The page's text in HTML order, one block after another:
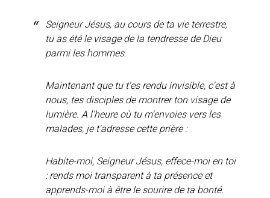
Seigneur Jésus, au cours de ta vie terrestre,
tu as été le visage de la tendresse de Dieu
parmi les hommes.
Maintenant que tu t'es rendu invisible, c'est à
nous, tes disciples de montrer ton visage de
lumière. A l'heure où tu m'envoies vers les
malades, je t'adresse cette prière :
Habite-moi, Seigneur Jésus, effece-moi en toi
: rends moi transparent à ta présence et
apprends-moi à être le sourire de ta bonté.